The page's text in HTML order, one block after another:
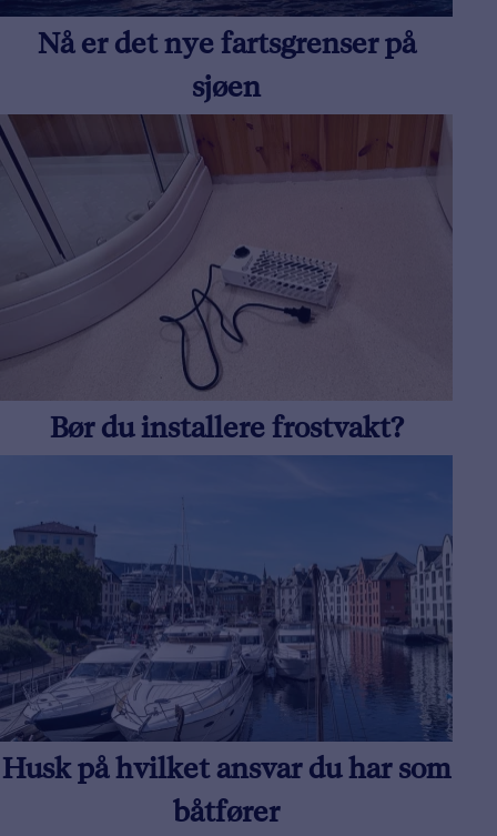
Nå er det nye fartsgrenser på
sjøen
Bør du installere frostvakt?
Husk på hvilket ansvar du har som
båtfører